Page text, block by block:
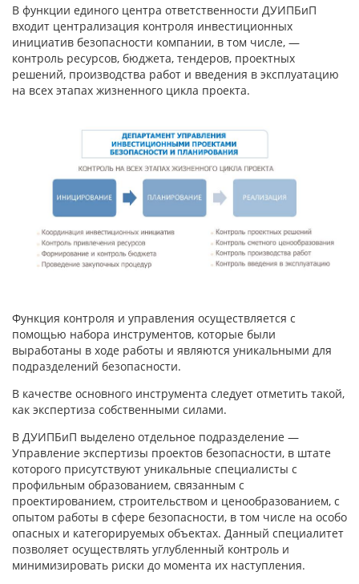
В функции единого центра ответственности ДУИПБиП
входит централизация контроля инвестиционных
инициатив безопасности компании, в том числе, —
контроль ресурсов, бюджета, тендеров, проектных
решений, производства работ и введения в эксплуатацию
на всех этапах жизненного цикла проекта.
Функция контроля и управления осуществляется с
помощью набора инструментов, которые были
выработаны в ходе работы и являются уникальными для
подразделений безопасности.
В качестве основного инструмента следует отметить такой,
как экспертиза собственными силами.
В ДУИПБиП выделено отдельное подразделение —
Управление экспертизы проектов безопасности, в штате
которого присутствуют уникальные специалисты с
профильным образованием, связанным с
проектированием, строительством и ценообразованием, с
опытом работы в сфере безопасности, в том числе на особо
опасных и категорируемых объектах. Данный специалитет
позволяет осуществлять углубленный контроль и
минимизировать риски до момента их наступления.